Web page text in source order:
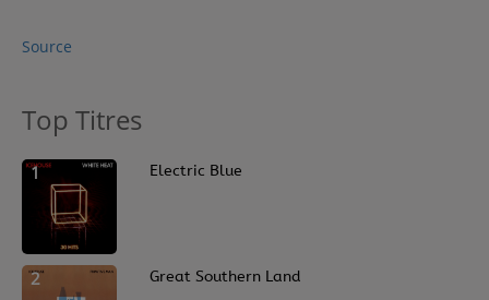
Source
Top Titres
1 Electric Blue
2 Great Southern Land